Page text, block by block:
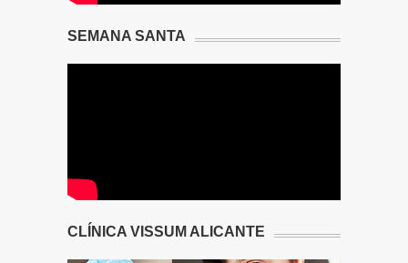
SEMANA SANTA
CLÍNICA VISSUM ALICANTE